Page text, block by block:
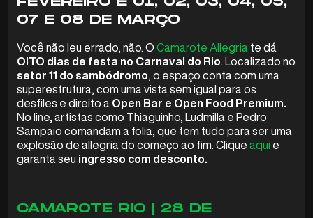
07 E 08 DE MARÇO
Você não leu errado, não. O Camarote Allegria te dá
OITO dias de festa no Carnaval do Rio . Localizado no
setor 11 do sambódromo , o espaço conta com uma
superestrutura, com uma vista sem igual para os
desfiles e direito a Open Bar e Open Food Premium.
No line, artistas como Thiaguinho, Ludmilla e Pedro
Sampaio comandam a folia, que tem tudo para ser uma
explosão de allegria do começo ao fim. Clique aqui e
garanta seu ingresso com desconto.
CAMAROTE RIO | 28 DE